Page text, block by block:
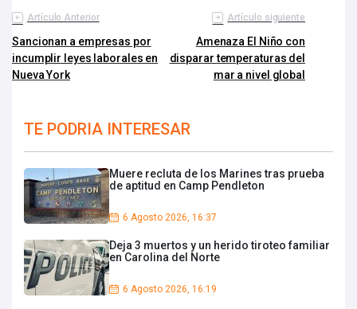
Artículo Anterior
Sancionan a empresas por
incumplir leyes laborales en
Nueva York
Artículo siguiente
Amenaza El Niño con
disparar temperaturas del
mar a nivel global
TE PODRIA INTERESAR
Muere recluta de los Marines tras prueba
de aptitud en Camp Pendleton
6 Agosto 2026, 16:37
Deja 3 muertos y un herido tiroteo familiar
en Carolina del Norte
6 Agosto 2026, 16:19